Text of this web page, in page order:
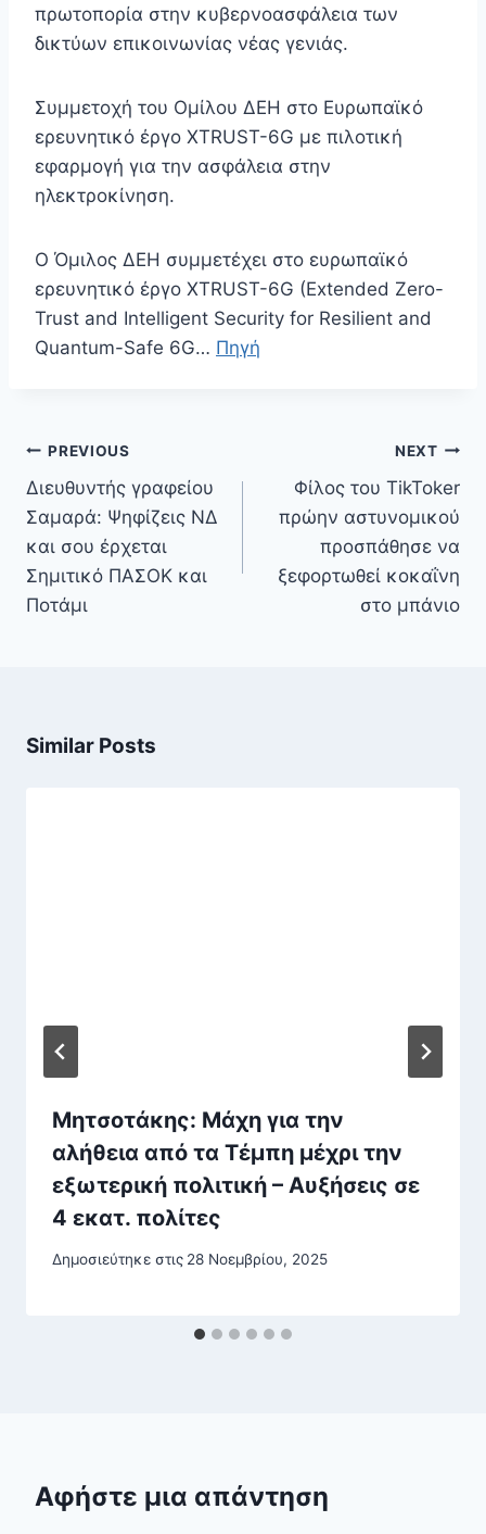
πρωτοπορία στην κυβερνοασφάλεια των
δικτύων επικοινωνίας νέας γενιάς.
Συμμετοχή του Ομίλου ΔΕΗ στο Ευρωπαϊκό
ερευνητικό έργο XTRUST-6G με πιλοτική
εφαρμογή για την ασφάλεια στην
ηλεκτροκίνηση.
Ο Όμιλος ΔΕΗ συμμετέχει στο ευρωπαϊκό
ερευνητικό έργο XTRUST-6G (Extended Zero-
Trust and Intelligent Security for Resilient and
Quantum-Safe 6G… Πηγή
Πλοήγηση
άρθρων
PREVIOUS
Διευθυντής γραφείου
Σαμαρά: Ψηφίζεις ΝΔ
και σου έρχεται
Σημιτικό ΠΑΣΟΚ και
Ποτάμι
NEXT
Φίλος του TikToker
πρώην αστυνομικού
προσπάθησε να
ξεφορτωθεί κοκαΐνη
στο μπάνιο
Similar Posts
Μητσοτάκης: Mάχη για την
αλήθεια από τα Τέμπη μέχρι την
εξωτερική πολιτική – Αυξήσεις σε
4 εκατ. πολίτες
Δημοσιεύτηκε στις 28 Νοεμβρίου, 2025
Αφήστε μια απάντηση